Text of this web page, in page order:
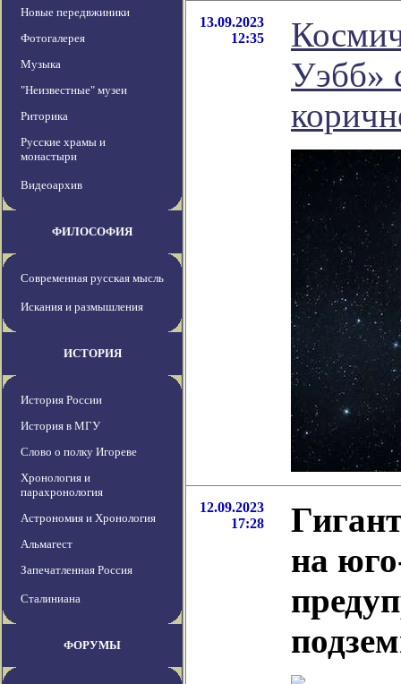
Новые передвжиники
Фотогалерея
Музыка
"Неизвестные" музеи
Риторика
Русские храмы и
монастыри
Видеоархив
ФИЛОСОФИЯ
Современная русская мысль
Искания и размышления
ИСТОРИЯ
История России
История в МГУ
Слово о полку Игореве
Хронология и
парахронология
Астрономия и Хронология
Альмагест
Запечатленная Россия
Сталиниана
ФОРУМЫ
13.09.2023
12:35
Уэбб»
12.09.2023
17:28
на